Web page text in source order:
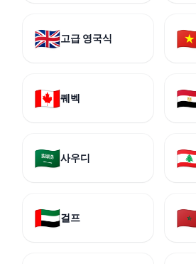
🇬🇧고급 영국식
🇨🇦퀘벡
🇸🇦사우디
🇦🇪걸프